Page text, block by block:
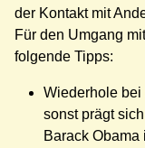
der Kontakt mit
Für den Umgang
folgende Tipps:
Wiederhole bei
sonst prägt
Barack